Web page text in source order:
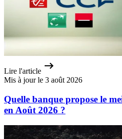
Lire l'article
Mis à jour le 3 août 2026
Quelle banque propose le
en Août 2026 ?